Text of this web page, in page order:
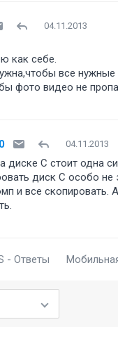
04.11.2013
как себе.
все нужные
фото видео не
04.11.2013
диске С стоит одна
диск С особо не
и все скопировать.
- Ответы